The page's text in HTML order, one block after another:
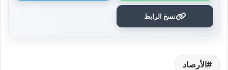
نسخ الرابط
الأرصاد